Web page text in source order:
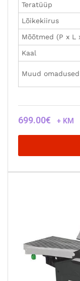
Teratüüp
Lõikekiirus
Mõõtmed (P x L
Kaal
Muud omadused
699.00€ + KM